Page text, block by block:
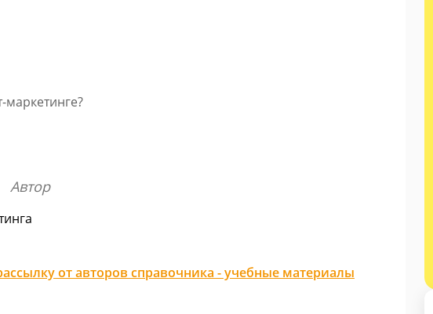
маркетинге?
Автор
от авторов справочника - учебные материалы